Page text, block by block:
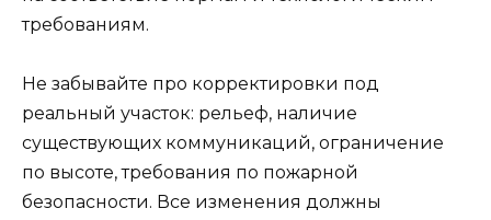
требованиям.
Не забывайте про корректировки под
реальный участок: рельеф, наличие
существующих коммуникаций, ограничение
по высоте, требования по пожарной
безопасности. Все изменения должны